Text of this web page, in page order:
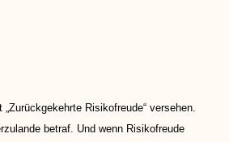
Risikofreude“ versehen.
betraf. Und wenn Risikofreude